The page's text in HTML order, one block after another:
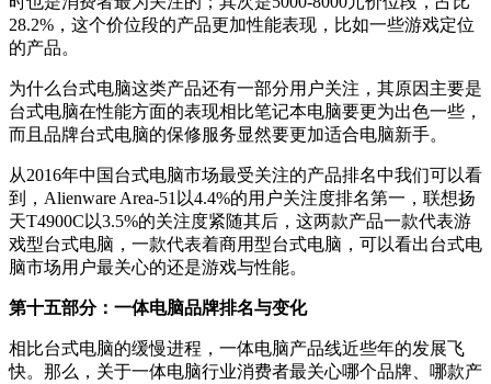
28.2%，这个价位段的产品更加性能表现，比如一些游戏定位
的产品。
为什么台式电脑这类产品还有一部分用户关注，其原因主要是
台式电脑在性能方面的表现相比笔记本电脑要更为出色一些，
而且品牌台式电脑的保修服务显然要更加适合电脑新手。
从2016年中国台式电脑市场最受关注的产品排名中我们可以看
到，Alienware Area-51以4.4%的用户关注度排名第一，联想扬
天T4900C以3.5%的关注度紧随其后，这两款产品一款代表游
戏型台式电脑，一款代表着商用型台式电脑，可以看出台式电
脑市场用户最关心的还是游戏与性能。
第十五部分：一体电脑品牌排名与变化
相比台式电脑的缓慢进程，一体电脑产品线近些年的发展飞
快。那么，关于一体电脑行业消费者最关心哪个品牌、哪款产